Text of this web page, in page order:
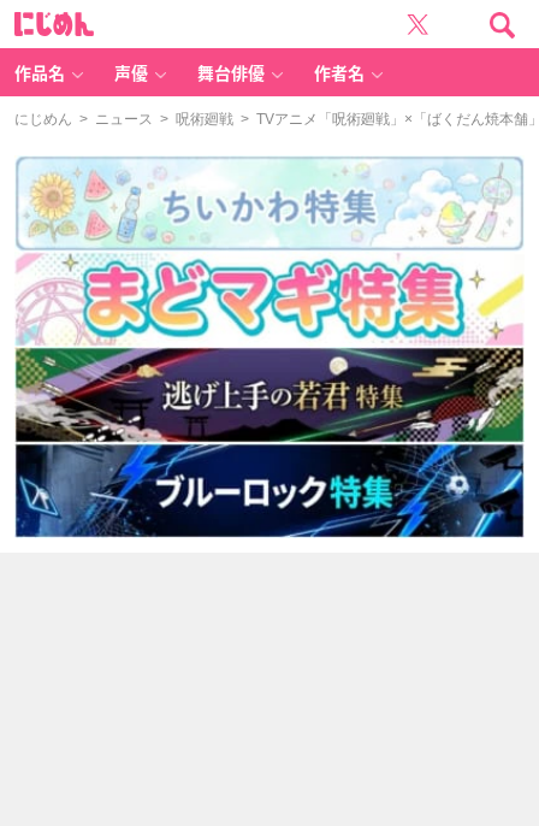
作品名 声優 舞台俳優 作者名
にじめん > ニュース > 呪術廻戦 > TVアニメ「呪術廻戦」×「ばくだん焼本舗